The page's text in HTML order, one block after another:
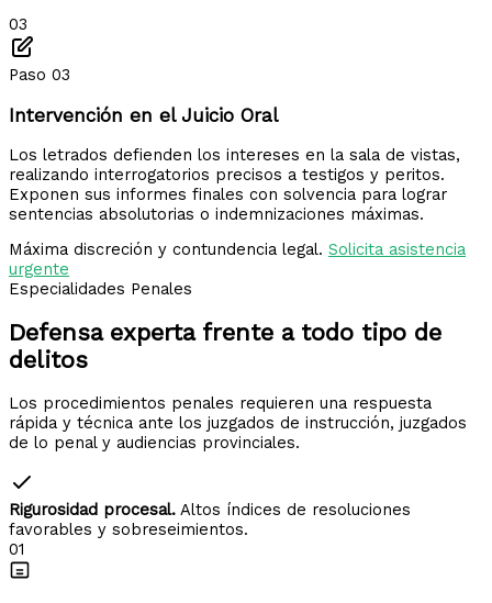
03
Paso 03
Intervención en el Juicio Oral
Los letrados defienden los intereses en la sala de vistas,
realizando interrogatorios precisos a testigos y peritos.
Exponen sus informes finales con solvencia para lograr
sentencias absolutorias o indemnizaciones máximas.
Máxima discreción y contundencia legal. Solicita asistencia
urgente
Especialidades Penales
Defensa experta frente a todo tipo de
delitos
Los procedimientos penales requieren una respuesta
rápida y técnica ante los juzgados de instrucción, juzgados
de lo penal y audiencias provinciales.
Rigurosidad procesal. Altos índices de resoluciones
favorables y sobreseimientos.
01